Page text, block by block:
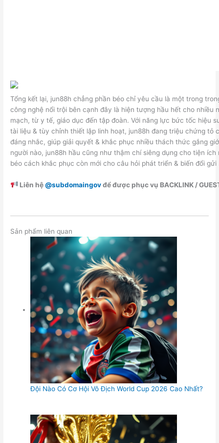
Tổng kết lại, jun88h chẳng phần béo chỉ yêu cầu là một trong
công nghệ nổi trội bên cạnh đây là hiện tượng hầu hết cho nhiều
mạch, từ y tế, giáo dục đến tập đoàn. Với năng lực bức tốc hiệu
tài liệu & tùy chỉnh thiết lập linh hoạt, jun88h đang triệu chứng tỏ
đáng nhắc, giúp giải quyết & khắc phục nhiều thách thức gắng
người nào, jun88h hầu cũng như thậm chí siêng dụng cho tiện ích
béo cách khắc phục còn mới cho câu hỏi phát triển & biến đổi gửi
Liên hệ@subdomaingovđể được phục vụ BACKLINK /
Sản phẩm liên quan
Đội Nào Có Cơ Hội Vô Địch World Cup 2026 Cao Nhất?